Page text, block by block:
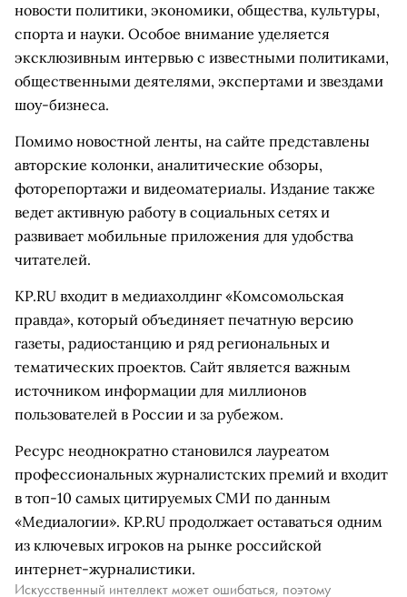
новости политики, экономики, общества, культуры,
спорта и науки. Особое внимание уделяется
эксклюзивным интервью с известными политиками,
общественными деятелями, экспертами и звездами
шоу-бизнеса.
Помимо новостной ленты, на сайте представлены
авторские колонки, аналитические обзоры,
фоторепортажи и видеоматериалы. Издание также
ведет активную работу в социальных сетях и
развивает мобильные приложения для удобства
читателей.
KP.RU входит в медиахолдинг «Комсомольская
правда», который объединяет печатную версию
газеты, радиостанцию и ряд региональных и
тематических проектов. Сайт является важным
источником информации для миллионов
пользователей в России и за рубежом.
Ресурс неоднократно становился лауреатом
профессиональных журналистских премий и входит
в топ-10 самых цитируемых СМИ по данным
«Медиалогии». KP.RU продолжает оставаться одним
из ключевых игроков на рынке российской
интернет-журналистики.
Искусственный интеллект может ошибаться, поэтому